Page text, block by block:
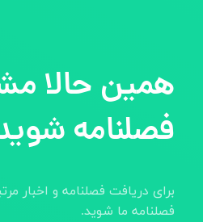
همین حالا
فصلنامه
برای دریافت فصلنامه و اخبار
فصلنامه ما شوید.